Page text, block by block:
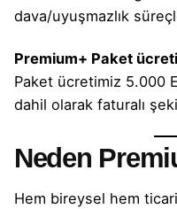
dava/uyuşmazlık
Premium+ Paket
Paket ücretimiz 5.000
dahil olarak faturalı
Neden
Hem bireysel hem ticari